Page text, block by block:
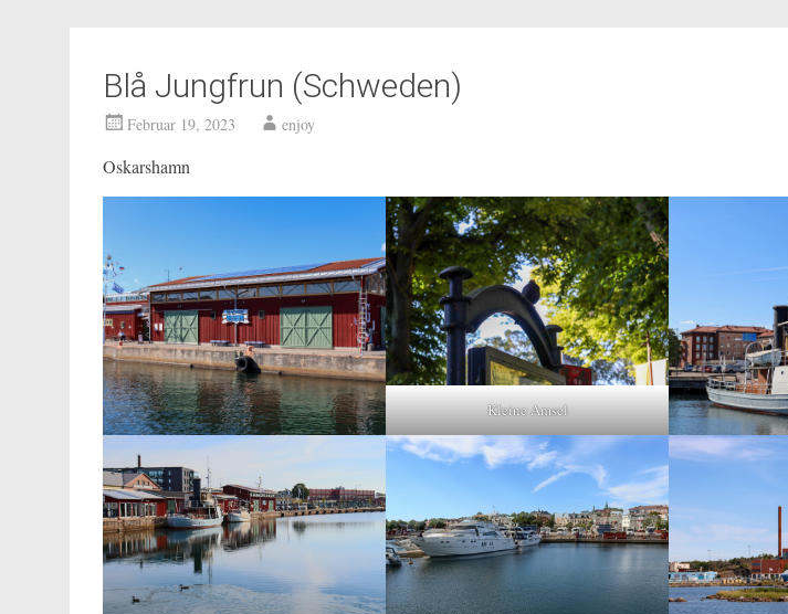
Blå Jungfrun (Schweden)
Februar 19, 2023 enjoy
Oskarshamn
Kleine Amsel